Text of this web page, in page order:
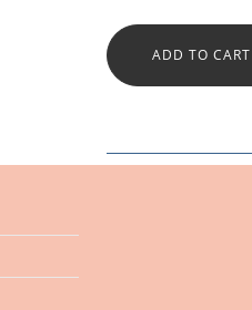
ADD TO CART